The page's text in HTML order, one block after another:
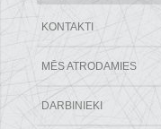
KONTAKTI
MĒS ATRODAMIES
DARBINIEKI